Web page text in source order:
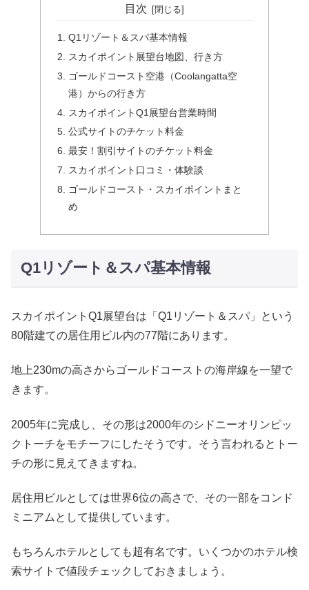
目次
Q1リゾート＆スパ基本情報
スカイポイント展望台地図、行き方
ゴールドコースト空港（Coolangatta空
港）からの行き方
スカイポイントQ1展望台営業時間
公式サイトのチケット料金
最安！割引サイトのチケット料金
スカイポイント口コミ・体験談
ゴールドコースト・スカイポイントまと
め
Q1リゾート＆スパ基本情報
スカイポイントQ1展望台は「Q1リゾート＆スパ」という
80階建ての居住用ビル内の77階にあります。
地上230mの高さからゴールドコーストの海岸線を一望で
きます。
2005年に完成し、その形は2000年のシドニーオリンピッ
クトーチをモチーフにしたそうです。そう言われるとトー
チの形に見えてきますね。
居住用ビルとしては世界6位の高さで、その一部をコンド
ミニアムとして提供しています。
もちろんホテルとしても超有名です。いくつかのホテル検
索サイトで値段チェックしておきましょう。